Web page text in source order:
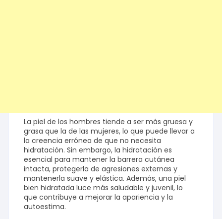
La piel de los hombres tiende a ser más gruesa y
grasa que la de las mujeres, lo que puede llevar a
la creencia errónea de que no necesita
hidratación. Sin embargo, la hidratación es
esencial para mantener la barrera cutánea
intacta, protegerla de agresiones externas y
mantenerla suave y elástica. Además, una piel
bien hidratada luce más saludable y juvenil, lo
que contribuye a mejorar la apariencia y la
autoestima.